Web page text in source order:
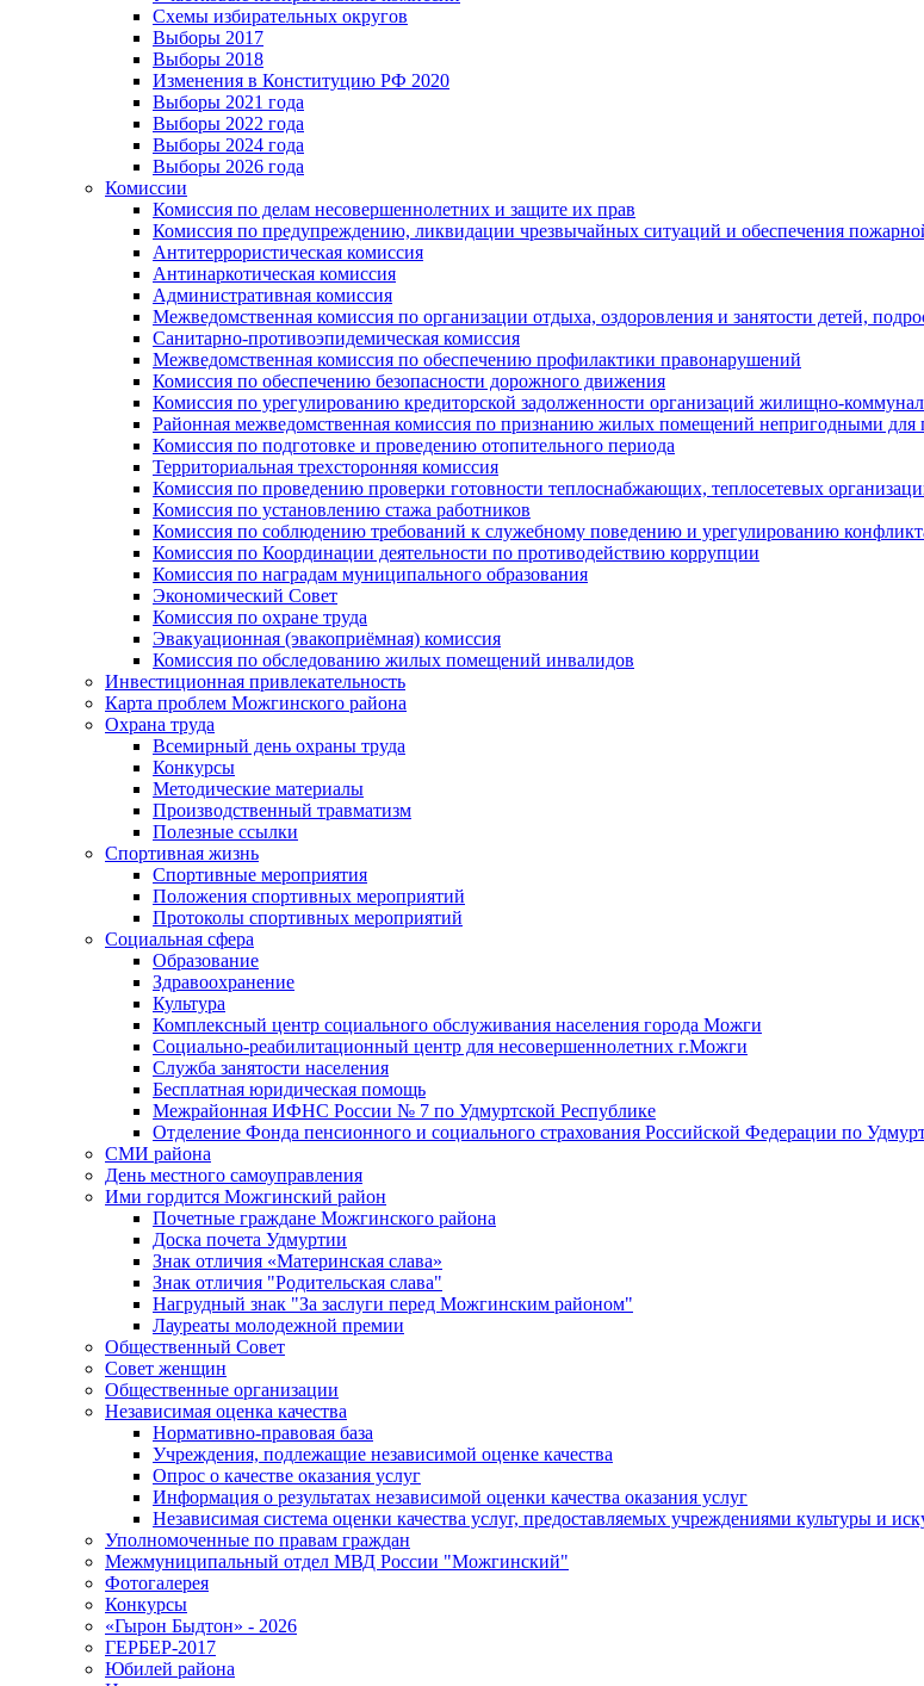
Схемы избирательных округов
Выборы 2017
Выборы 2018
Изменения в Конституцию РФ 2020
Выборы 2021 года
Выборы 2022 года
Выборы 2024 года
Выборы 2026 года
Комиссии
Комиссия по делам несовершеннолетних и защите их прав
Комиссия по предупреждению, ликвидации чрезвычайных ситуаций и обеспечения
Антитеррористическая комиссия
Антинаркотическая комиссия
Административная комиссия
Межведомственная комиссия по организации отдыха, оздоровления и занятости детей,
Санитарно-противоэпидемическая комиссия
Межведомственная комиссия по обеспечению профилактики правонарушений
Комиссия по обеспечению безопасности дорожного движения
Комиссия по урегулированию кредиторской задолженности организаций жилищно-
Районная межведомственная комиссия по признанию жилых помещений непригодными для
Комиссия по подготовке и проведению отопительного периода
Территориальная трехсторонняя комиссия
Комиссия по проведению проверки готовности теплоснабжающих, теплосетевых
Комиссия по установлению стажа работников
Комиссия по соблюдению требований к служебному поведению и урегулированию
Комиссия по Координации деятельности по противодействию коррупции
Комиссия по наградам муниципального образования
Экономический Совет
Комиссия по охране труда
Эвакуационная (эвакоприёмная) комиссия
Комиссия по обследованию жилых помещений инвалидов
Инвестиционная привлекательность
Карта проблем Можгинского района
Охрана труда
Всемирный день охраны труда
Конкурсы
Методические материалы
Производственный травматизм
Полезные ссылки
Спортивная жизнь
Спортивные мероприятия
Положения спортивных мероприятий
Протоколы спортивных мероприятий
Социальная сфера
Образование
Здравоохранение
Культура
Комплексный центр социального обслуживания населения города Можги
Социально-реабилитационный центр для несовершеннолетних г.Можги
Служба занятости населения
Бесплатная юридическая помощь
Межрайонная ИФНС России № 7 по Удмуртской Республике
Отделение Фонда пенсионного и социального страхования Российской Федерации по
СМИ района
День местного самоуправления
Ими гордится Можгинский район
Почетные граждане Можгинского района
Доска почета Удмуртии
Знак отличия «Материнская слава»
Знак отличия "Родительская слава"
Нагрудный знак "За заслуги перед Можгинским районом"
Лауреаты молодежной премии
Общественный Совет
Совет женщин
Общественные организации
Независимая оценка качества
Нормативно-правовая база
Учреждения, подлежащие независимой оценке качества
Опрос о качестве оказания услуг
Информация о результатах независимой оценки качества оказания услуг
Независимая система оценки качества услуг, предоставляемых учреждениями культуры и
Уполномоченные по правам граждан
Межмуниципальный отдел МВД России "Можгинский"
Фотогалерея
Конкурсы
«Гырон Быдтон» - 2026
ГЕРБЕР-2017
Юбилей района